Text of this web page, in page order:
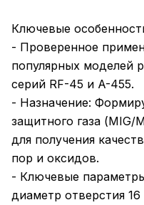
Ключевые
- Проверенное
популярных моделей
серий RF-45 и A-455.
- Назначение:
защитного газа (MIG/
для получения
пор и оксидов.
- Ключевые
диаметр отверстия